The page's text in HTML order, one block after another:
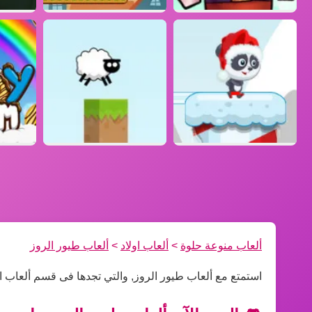
ألعاب منوعة حلوة > ألعاب اولاد > ألعاب طيور الروز
استمتع مع ألعاب طيور الروز, والتي تجدها فى قسم ألعاب